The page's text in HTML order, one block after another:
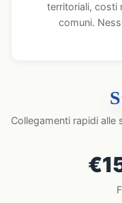
territoriali, costi
comuni.
S
Collegamenti rapidi alle